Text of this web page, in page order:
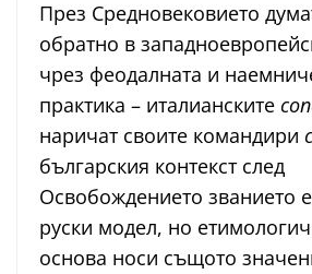
През Средновековието
обратно в
чрез феодалната и
практика – италианските
наричат своите командири
българския контекст след
Освобождението званието
руски модел, но
основа носи същото